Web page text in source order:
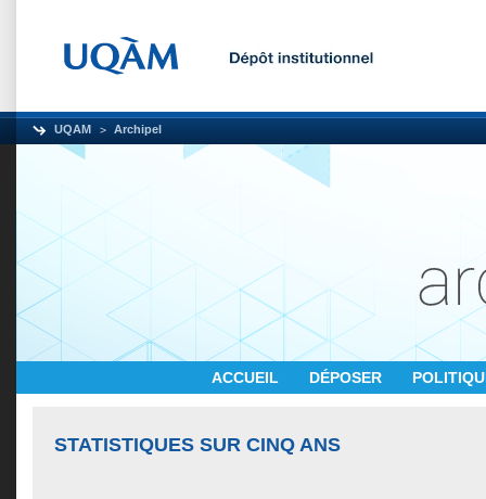
UQAM Archipel
ACCUEIL DÉPOSER
STATISTIQUES SUR CINQ ANS